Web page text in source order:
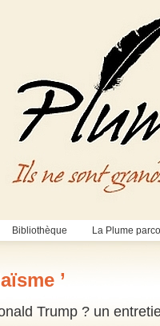
Bibliothèque La Plume
’
Trump ? un